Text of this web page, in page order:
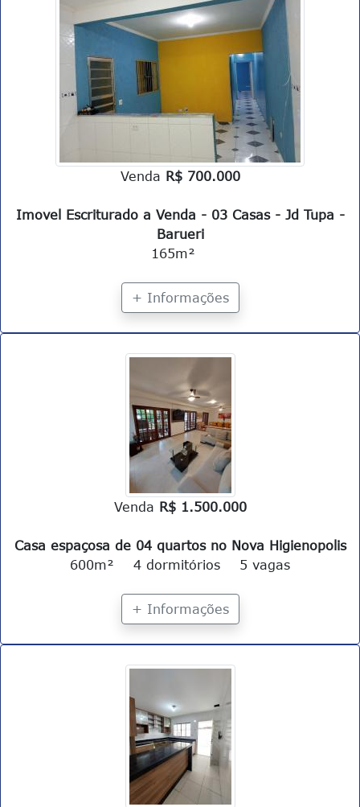
Venda R$ 700.000
Imovel Escriturado a Venda - 03 Casas - Jd Tupa -
Barueri
165m²
+ Informações
Venda R$ 1.500.000
Casa espaçosa de 04 quartos no Nova Higienopolis
600m²
4 dormitórios 5 vagas
+ Informações